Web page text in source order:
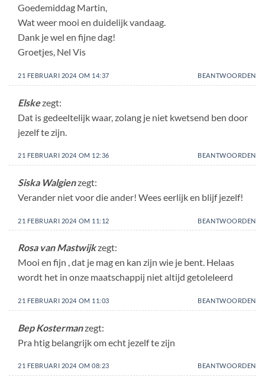
Goedemiddag Martin,
Wat weer mooi en duidelijk vandaag.
Dank je wel en fijne dag!
Groetjes, Nel Vis
21 FEBRUARI 2024 OM 14:37 BEANTWOORDEN
Elskezegt:
Dat is gedeeltelijk waar, zolang je niet kwetsend ben door
jezelf te zijn.
21 FEBRUARI 2024 OM 12:36 BEANTWOORDEN
Siska Walgienzegt:
Verander niet voor die ander! Wees eerlijk en blijf jezelf!
21 FEBRUARI 2024 OM 11:12 BEANTWOORDEN
Rosa van Mastwijkzegt:
Mooi en fijn , dat je mag en kan zijn wie je bent. Helaas
wordt het in onze maatschappij niet altijd getoleleerd
21 FEBRUARI 2024 OM 11:03 BEANTWOORDEN
Bep Kostermanzegt:
Pra htig belangrijk om echt jezelf te zijn
21 FEBRUARI 2024 OM 08:23 BEANTWOORDEN